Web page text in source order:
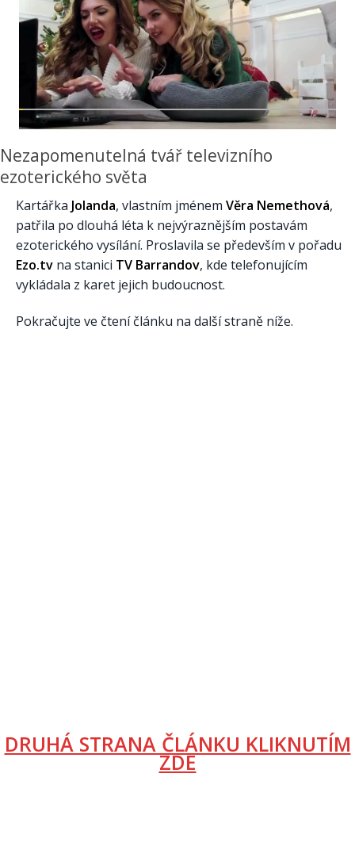
Nezapomenutelná tvář televizního
ezoterického světa
Kartářka Jolanda, vlastním jménem Věra Nemethová,
patřila po dlouhá léta k nejvýraznějším postavám
ezoterického vysílání. Proslavila se především v pořadu
Ezo.tv na stanici TV Barrandov, kde telefonujícím
vykládala z karet jejich budoucnost.
Pokračujte ve čtení článku na další straně níže.
DRUHÁ STRANA ČLÁNKU KLIKNUTÍM
ZDE